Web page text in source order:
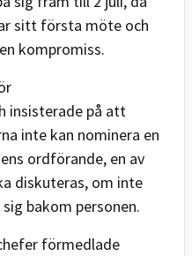
sitt första möte och
kompromiss.
insisterade på att
inte kan nominera en
ordförande, en av
diskuteras, om inte
bakom personen.
förmedlade